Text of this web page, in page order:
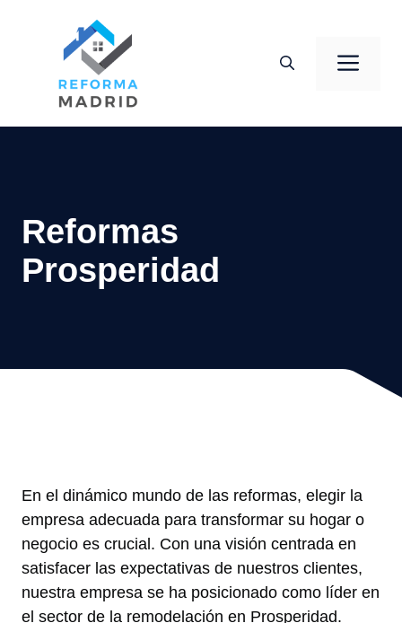
contenido
Reformas
Prosperidad
En el dinámico mundo de las reformas, elegir la
empresa adecuada para transformar su hogar o
negocio es crucial. Con una visión centrada en
satisfacer las expectativas de nuestros clientes,
nuestra empresa se ha posicionado como líder en
el sector de la remodelación en Prosperidad.